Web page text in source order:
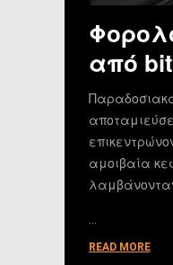
από
αμοιβαία
READ MORE